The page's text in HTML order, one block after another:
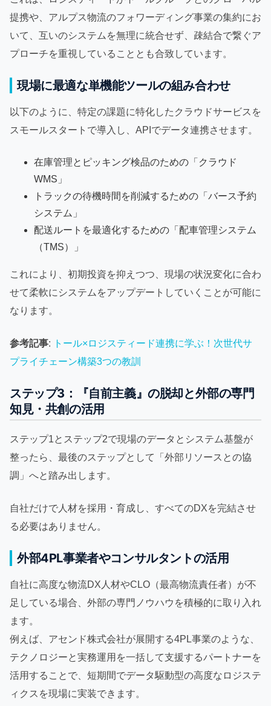
提携や、アルプス物流のフォワーディング事業の集約にお
いて、互いのシステムを無理に統合せず、疎結合で繋ぐア
プローチを重視していることとも合致しています。
現場に最適な単機能ツールの組み合わせ
以下のように、特定の課題に特化したクラウドサービスを
スモールスタートで導入し、APIでデータ連携させます。
在庫管理とピッキング検品のための「クラウド
WMS」
トラックの待機時間を削減するための「バース予約
システム」
配送ルートを最適化するための「配車管理システム
（TMS）」
これにより、初期投資を抑えつつ、現場の状況変化に合わ
せて柔軟にシステムをアップデートしていくことが可能に
なります。
参考記事:
トール×ロジスティード連携に学ぶ！次世代サ
プライチェーン構築3つの教訓
ステップ3：『自前主義』の脱却と外部の専門
知見・共創の活用
ステップ1とステップ2で現場のデータとシステム基盤が
整ったら、最後のステップとして「外部リソースとの協
調」へと踏み出します。
自社だけで人材を採用・育成し、すべてのDXを完結させ
る必要はありません。
外部4PL事業者やコンサルタントの活用
自社に高度な物流DX人材やCLO（最高物流責任者）が不
足している場合、外部の専門ノウハウを積極的に取り入れ
ます。
例えば、アセンド株式会社が展開する4PL事業のような、
テクノロジーと実務運用を一括して支援するパートナーを
活用することで、短期間でデータ駆動型の高度なロジステ
ィクスを現場に実装できます。